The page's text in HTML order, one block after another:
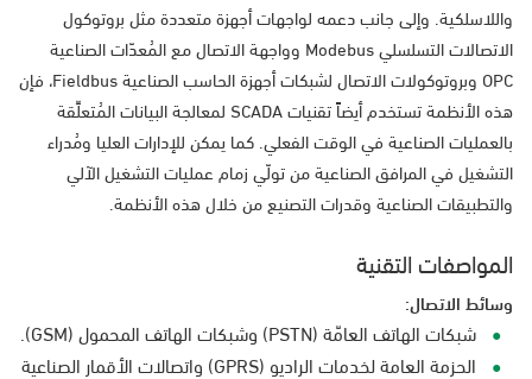
واللاسلكية. وإلى جانب دعمه لواجهات أجهزة متعددة مثل بروتوكول
الاتصالات التسلسلي Modebus وواجهة الاتصال مع المُعدّات الصناعية
OPC وبروتوكولات الاتصال لشبكات أجهزة الحاسب الصناعية Fieldbus، فإن
هذه الأنظمة تستخدم أيضاً تقنيات SCADA لمعالجة البيانات المُتعلِّقة
بالعمليات الصناعية في الوقت الفعلي. كما يمكن للإدارات العليا ومُدراء
التشغيل في المرافق الصناعية من تولّي زمام عمليات التشغيل الآلي
والتطبيقات الصناعية وقدرات التصنيع من خلال هذه الأنظمة.
المواصفات التقنية
وسائط الاتصال:
شبكات الهاتف العامّة (PSTN) وشبكات الهاتف المحمول (GSM).
الحزمة العامة لخدمات الراديو (GPRS) واتصالات الأقمار الصناعية